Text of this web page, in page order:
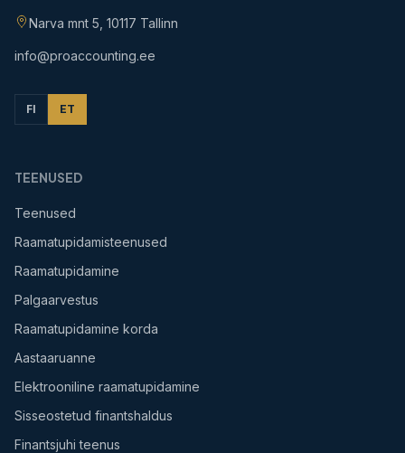
Narva mnt 5, 10117 Tallinn
info@proaccounting.ee
FI ET
TEENUSED
Teenused
Raamatupidamisteenused
Raamatupidamine
Palgaarvestus
Raamatupidamine korda
Aastaaruanne
Elektrooniline raamatupidamine
Sisseostetud finantshaldus
Finantsjuhi teenus